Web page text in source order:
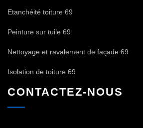
Etanchéité toiture 69
Peinture sur tuile 69
Nettoyage et ravalement de façade 69
Isolation de toiture 69
CONTACTEZ-NOUS